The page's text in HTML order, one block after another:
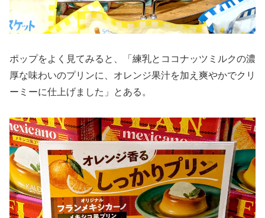
ポップをよく見てみると、「練乳とココナッツミルクの濃
厚な味わいのプリンに、オレンジ果汁を加え爽やかでクリ
ーミーに仕上げました」とある。